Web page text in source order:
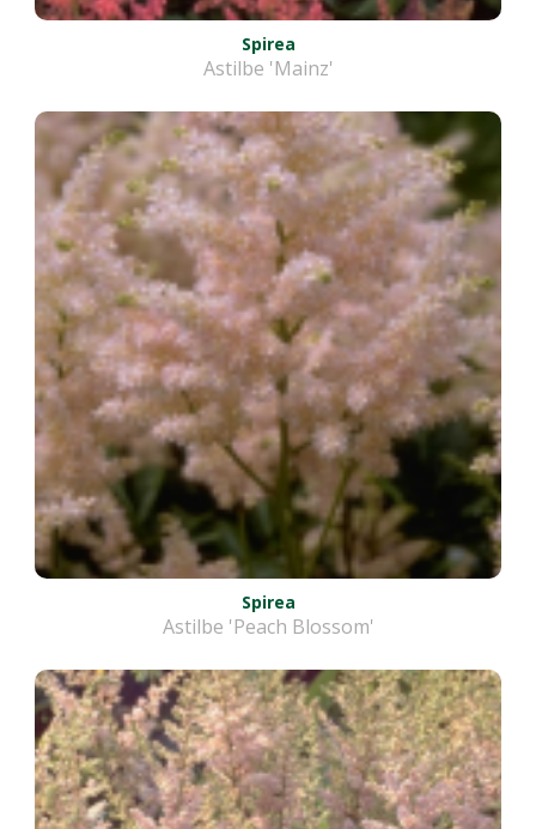
Spirea
Astilbe 'Mainz'
Spirea
Astilbe 'Peach Blossom'